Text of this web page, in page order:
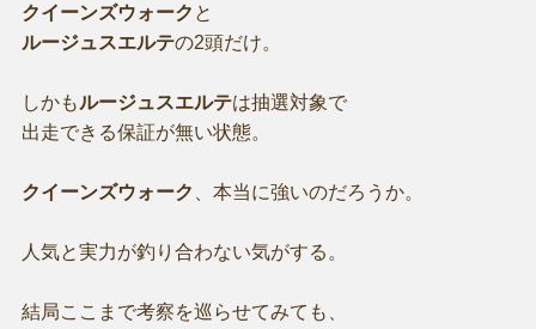
クイーンズウォーク と
ルージュスエルテの2頭だけ。
しかもルージュスエルテは抽選対象で
出走できる保証が無い状態。
クイーンズウォーク 、本当に強いのだろうか。
人気と実力が釣り合わない気がする。
結局ここまで考察を巡らせてみても、